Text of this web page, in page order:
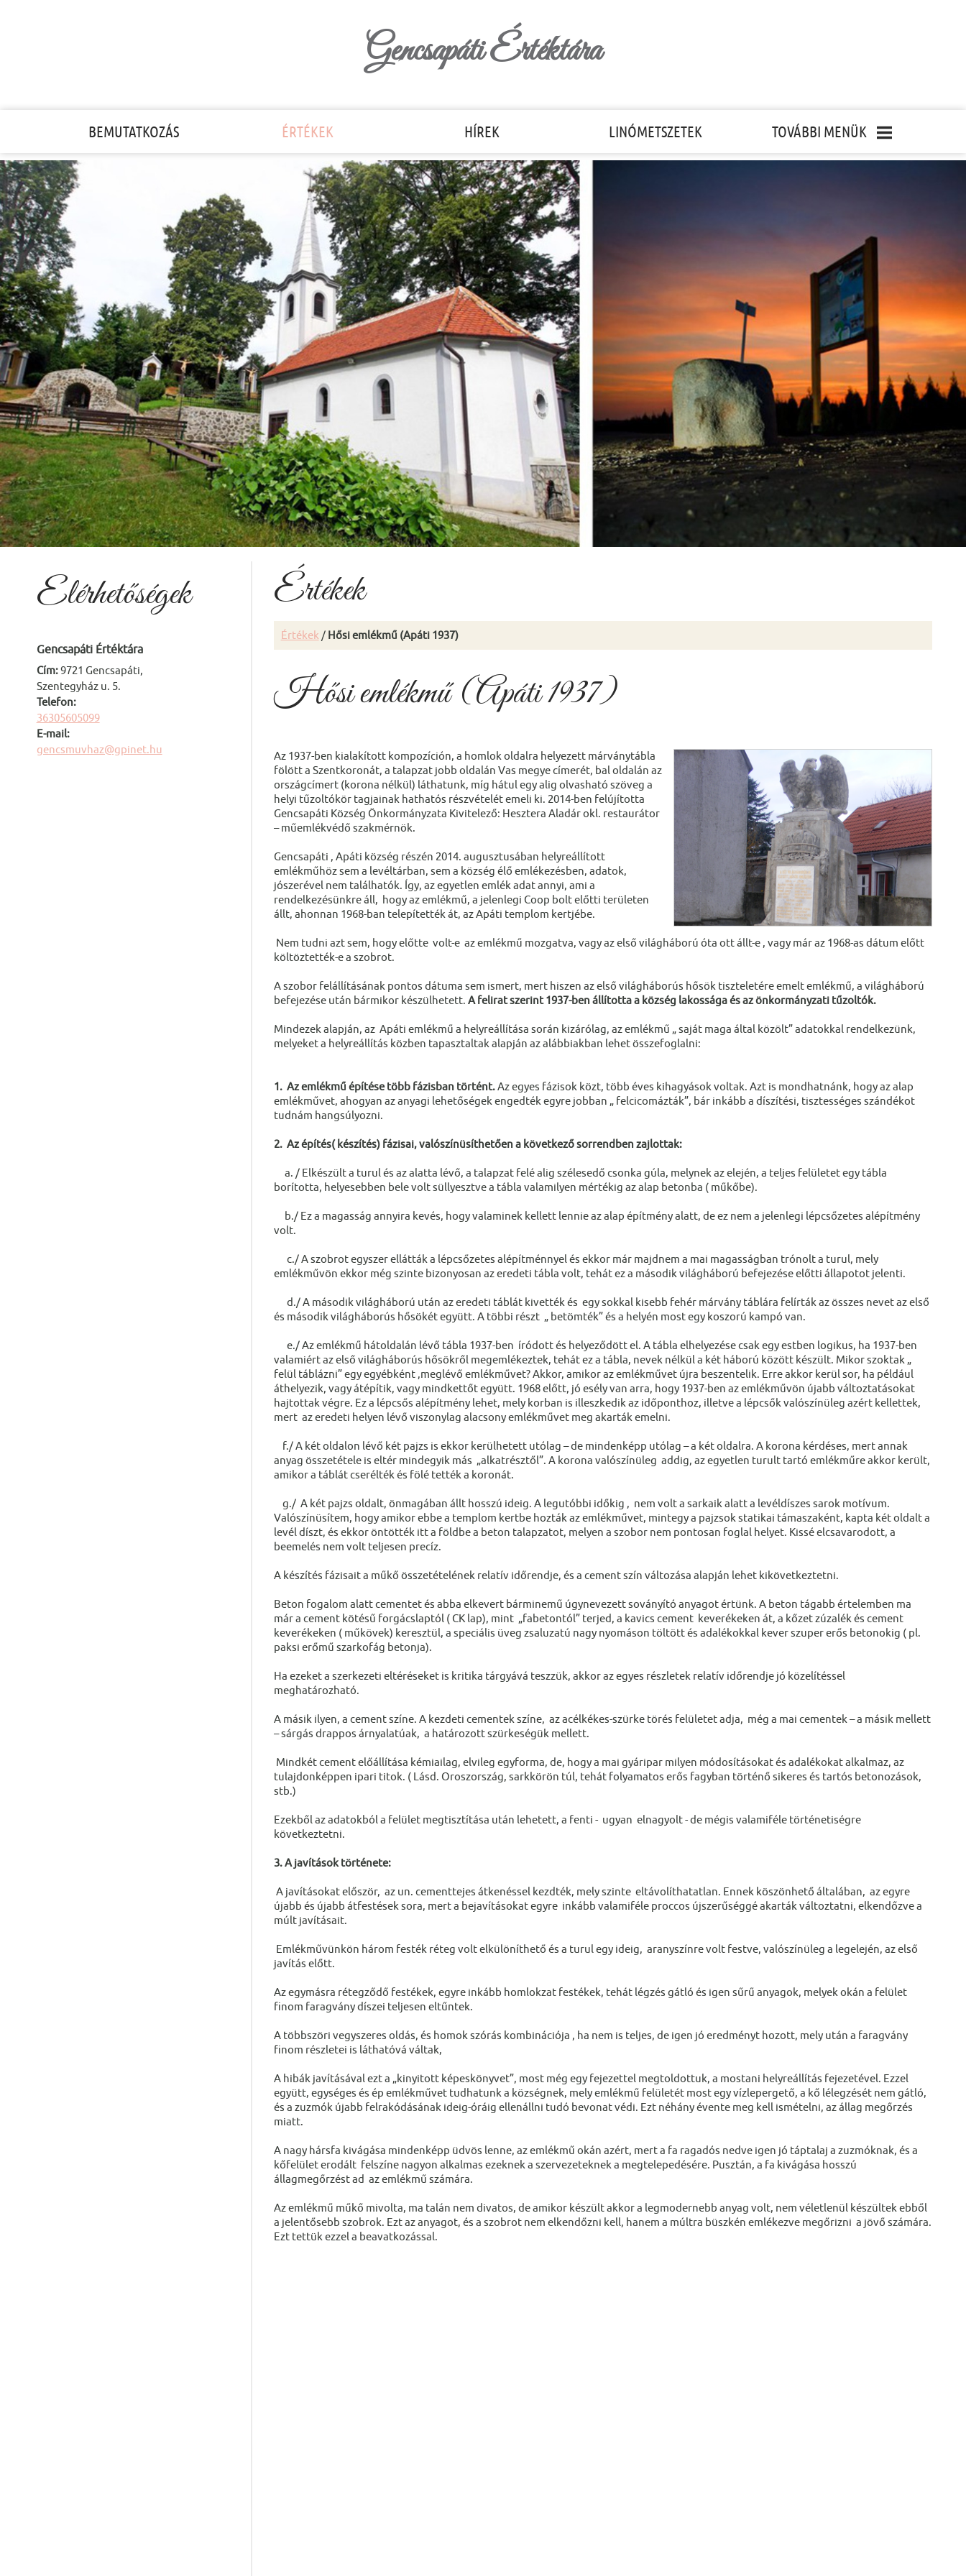
Gencsapáti Értéktára
BEMUTATKOZÁS ÉRTÉKEK HÍREK LINÓMETSZETEK TOVÁBBI MENÜK
Elérhetőségek
Gencsapáti Értéktára
Cím:9721 Gencsapáti,
Szentegyház u. 5.
Telefon:
36305605099
E-mail:
gencsmuvhaz@gpinet.hu
Értékek
Értékek / Hősi emlékmű (Apáti 1937)
Hősi emlékmű (Apáti 1937)
Az 1937-ben kialakított kompozíción, a homlok oldalra helyezett márványtábla
fölött a Szentkoronát, a talapzat jobb oldalán Vas megye címerét, bal oldalán az
országcímert (korona nélkül) láthatunk, míg hátul egy alig olvasható szöveg a
helyi tűzoltókör tagjainak hathatós részvételét emeli ki. 2014-ben felújította
Gencsapáti Község Önkormányzata Kivitelező: Hesztera Aladár okl. restaurátor
– műemlékvédő szakmérnök.
Gencsapáti , Apáti község részén 2014. augusztusában helyreállított
emlékműhöz sem a levéltárban, sem a község élő emlékezésben, adatok,
jószerével nem találhatók. Így, az egyetlen emlék adat annyi, ami a
rendelkezésünkre áll, hogy az emlékmű, a jelenlegi Coop bolt előtti területen
állt, ahonnan 1968-ban telepítették át, az Apáti templom kertjébe.
Nem tudni azt sem, hogy előtte volt-e az emlékmű mozgatva, vagy az első világháború óta ott állt-e , vagy már az 1968-as dátum előtt
költöztették-e a szobrot.
A szobor felállításának pontos dátuma sem ismert, mert hiszen az első világháborús hősök tiszteletére emelt emlékmű, a világháború
befejezése után bármikor készülhetett. A felirat szerint 1937-ben állította a község lakossága és az önkormányzati tűzoltók.
Mindezek alapján, az Apáti emlékmű a helyreállítása során kizárólag, az emlékmű „ saját maga által közölt” adatokkal rendelkezünk,
melyeket a helyreállítás közben tapasztaltak alapján az alábbiakban lehet összefoglalni:
1. Az emlékmű építése több fázisban történt.Az egyes fázisok közt, több éves kihagyások voltak. Azt is mondhatnánk, hogy az alap
emlékművet, ahogyan az anyagi lehetőségek engedték egyre jobban „ felcicomázták”, bár inkább a díszítési, tisztességes szándékot
tudnám hangsúlyozni.
2. Az építés( készítés) fázisai, valószínüsíthetően a következő sorrendben zajlottak:
a. / Elkészült a turul és az alatta lévő, a talapzat felé alig szélesedő csonka gúla, melynek az elején, a teljes felületet egy tábla
borította, helyesebben bele volt süllyesztve a tábla valamilyen mértékig az alap betonba ( műkőbe).
b./ Ez a magasság annyira kevés, hogy valaminek kellett lennie az alap építmény alatt, de ez nem a jelenlegi lépcsőzetes alépítmény
volt.
c./ A szobrot egyszer ellátták a lépcsőzetes alépítménnyel és ekkor már majdnem a mai magasságban trónolt a turul, mely
emlékművön ekkor még szinte bizonyosan az eredeti tábla volt, tehát ez a második világháború befejezése előtti állapotot jelenti.
d./ A második világháború után az eredeti táblát kivették és egy sokkal kisebb fehér márvány táblára felírták az összes nevet az első
és második világháborús hősökét együtt. A többi részt „ betömték” és a helyén most egy koszorú kampó van.
e./ Az emlékmű hátoldalán lévő tábla 1937-ben íródott és helyeződött el. A tábla elhelyezése csak egy estben logikus, ha 1937-ben
valamiért az első világháborús hősökről megemlékeztek, tehát ez a tábla, nevek nélkül a két háború között készült. Mikor szoktak „
felül táblázni” egy egyébként ,meglévő emlékművet? Akkor, amikor az emlékművet újra beszentelik. Erre akkor kerül sor, ha például
áthelyezik, vagy átépítik, vagy mindkettőt együtt. 1968 előtt, jó esély van arra, hogy 1937-ben az emlékművön újabb változtatásokat
hajtottak végre. Ez a lépcsős alépítmény lehet, mely korban is illeszkedik az időponthoz, illetve a lépcsők valószínüleg azért kellettek,
mert az eredeti helyen lévő viszonylag alacsony emlékművet meg akarták emelni.
f./ A két oldalon lévő két pajzs is ekkor kerülhetett utólag – de mindenképp utólag – a két oldalra. A korona kérdéses, mert annak
anyag összetétele is eltér mindegyik más „alkatrésztől”. A korona valószínüleg addig, az egyetlen turult tartó emlékműre akkor került,
amikor a táblát cserélték és fölé tették a koronát.
g./ A két pajzs oldalt, önmagában állt hosszú ideig. A legutóbbi időkig , nem volt a sarkaik alatt a levéldíszes sarok motívum.
Valószínüsítem, hogy amikor ebbe a templom kertbe hozták az emlékművet, mintegy a pajzsok statikai támaszaként, kapta két oldalt a
levél díszt, és ekkor öntötték itt a földbe a beton talapzatot, melyen a szobor nem pontosan foglal helyet. Kissé elcsavarodott, a
beemelés nem volt teljesen precíz.
A készítés fázisait a műkő összetételének relatív időrendje, és a cement szín változása alapján lehet kikövetkeztetni.
Beton fogalom alatt cementet és abba elkevert bárminemű úgynevezett soványító anyagot értünk. A beton tágabb értelemben ma
már a cement kötésű forgácslaptól ( CK lap), mint „fabetontól” terjed, a kavics cement keverékeken át, a kőzet zúzalék és cement
keverékeken ( műkövek) keresztül, a speciális üveg zsaluzatú nagy nyomáson töltött és adalékokkal kever szuper erős betonokig ( pl.
paksi erőmű szarkofág betonja).
Ha ezeket a szerkezeti eltéréseket is kritika tárgyává teszzük, akkor az egyes részletek relatív időrendje jó közelítéssel
meghatározható.
A másik ilyen, a cement színe. A kezdeti cementek színe, az acélkékes-szürke törés felületet adja, még a mai cementek – a másik mellett
– sárgás drappos árnyalatúak, a határozott szürkeségük mellett.
Mindkét cement előállítása kémiailag, elvileg egyforma, de, hogy a mai gyáripar milyen módosításokat és adalékokat alkalmaz, az
tulajdonképpen ipari titok. ( Lásd. Oroszország, sarkkörön túl, tehát folyamatos erős fagyban történő sikeres és tartós betonozások,
stb.)
Ezekből az adatokból a felület megtisztítása után lehetett, a fenti - ugyan elnagyolt - de mégis valamiféle történetiségre
következtetni.
3. A javítások története:
A javításokat először, az un. cementtejes átkenéssel kezdték, mely szinte eltávolíthatatlan. Ennek köszönhető általában, az egyre
újabb és újabb átfestések sora, mert a bejavításokat egyre inkább valamiféle proccos újszerűséggé akarták változtatni, elkendőzve a
múlt javításait.
Emlékművünkön három festék réteg volt elkülöníthető és a turul egy ideig, aranyszínre volt festve, valószínüleg a legelején, az első
javítás előtt.
Az egymásra rétegződő festékek, egyre inkább homlokzat festékek, tehát légzés gátló és igen sűrű anyagok, melyek okán a felület
finom faragvány díszei teljesen eltűntek.
A többszöri vegyszeres oldás, és homok szórás kombinációja , ha nem is teljes, de igen jó eredményt hozott, mely után a faragvány
finom részletei is láthatóvá váltak,
A hibák javításával ezt a „kinyitott képeskönyvet”, most még egy fejezettel megtoldottuk, a mostani helyreállítás fejezetével. Ezzel
együtt, egységes és ép emlékművet tudhatunk a községnek, mely emlékmű felületét most egy vízlepergető, a kő lélegzését nem gátló,
és a zuzmók újabb felrakódásának ideig-óráig ellenállni tudó bevonat védi. Ezt néhány évente meg kell ismételni, az állag megőrzés
miatt.
A nagy hársfa kivágása mindenképp üdvös lenne, az emlékmű okán azért, mert a fa ragadós nedve igen jó táptalaj a zuzmóknak, és a
kőfelület erodált felszíne nagyon alkalmas ezeknek a szervezeteknek a megtelepedésére. Pusztán, a fa kivágása hosszú
állagmegőrzést ad az emlékmű számára.
Az emlékmű műkő mivolta, ma talán nem divatos, de amikor készült akkor a legmodernebb anyag volt, nem véletlenül készültek ebből
a jelentősebb szobrok. Ezt az anyagot, és a szobrot nem elkendőzni kell, hanem a múltra büszkén emlékezve megőrizni a jövő számára.
Ezt tettük ezzel a beavatkozással.